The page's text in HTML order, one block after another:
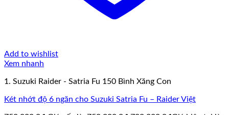
Add to wishlist
Xem nhanh
1. Suzuki Raider - Satria Fu 150 Bình Xăng Con
Két nhớt độ 6 ngăn cho Suzuki Satria Fu – Raider Việt